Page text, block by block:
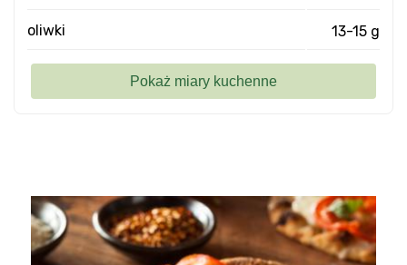
oliwki 13-15 g